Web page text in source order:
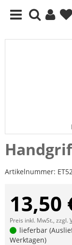
Artikelnummer:
13,50
Preis inkl. MwSt., zzgl.
lieferbar
Werktagen)